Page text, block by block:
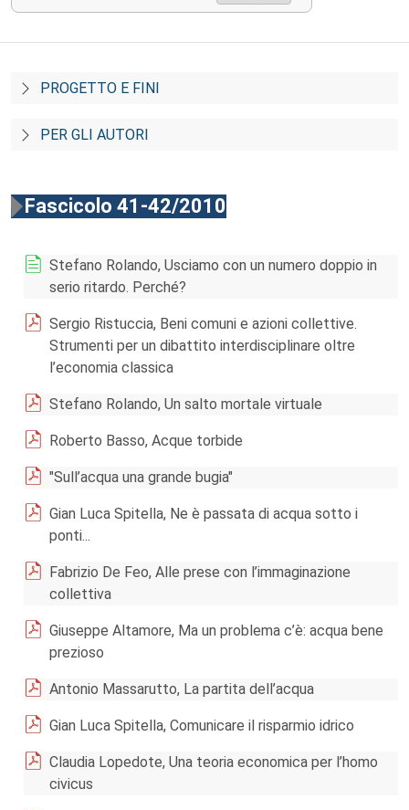
PROGETTO E FINI
PER GLI AUTORI
Fascicolo 41-42/2010
Stefano Rolando, Usciamo con un numero doppio in
serio ritardo. Perché?
Sergio Ristuccia, Beni comuni e azioni collettive.
Strumenti per un dibattito interdisciplinare oltre
l’economia classica
Stefano Rolando, Un salto mortale virtuale
Roberto Basso, Acque torbide
"Sull’acqua una grande bugia"
Gian Luca Spitella, Ne è passata di acqua sotto i
ponti...
Fabrizio De Feo, Alle prese con l’immaginazione
collettiva
Giuseppe Altamore, Ma un problema c’è: acqua bene
prezioso
Antonio Massarutto, La partita dell’acqua
Gian Luca Spitella, Comunicare il risparmio idrico
Claudia Lopedote, Una teoria economica per l’homo
civicus